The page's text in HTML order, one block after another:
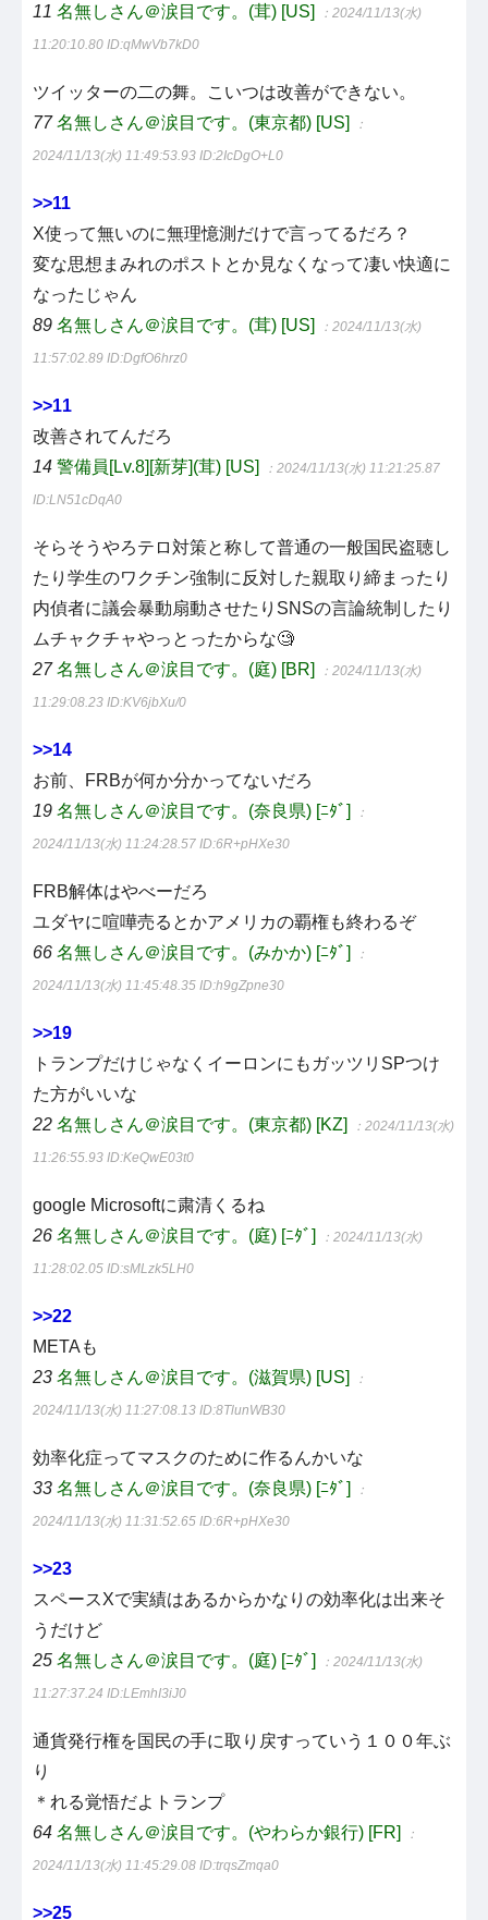
11 名無しさん＠涙目です。(茸) [US] ：2024/11/13(水)
11:20:10.80 ID:qMwVb7kD0
ツイッターの二の舞。こいつは改善ができない。
77 名無しさん＠涙目です。(東京都) [US] ：
2024/11/13(水) 11:49:53.93 ID:2IcDgO+L0
>>11
X使って無いのに無理憶測だけで言ってるだろ？
変な思想まみれのポストとか見なくなって凄い快適に
なったじゃん
89 名無しさん＠涙目です。(茸) [US] ：2024/11/13(水)
11:57:02.89 ID:DgfO6hrz0
>>11
改善されてんだろ
14 警備員[Lv.8][新芽](茸) [US] ：2024/11/13(水) 11:21:25.87
ID:LN51cDqA0
そらそうやろテロ対策と称して普通の一般国民盗聴し
たり学生のワクチン強制に反対した親取り締まったり
内偵者に議会暴動扇動させたりSNSの言論統制したり
ムチャクチャやっとったからな🧐
27 名無しさん＠涙目です。(庭) [BR] ：2024/11/13(水)
11:29:08.23 ID:KV6jbXu/0
>>14
お前、FRBが何か分かってないだろ
19 名無しさん＠涙目です。(奈良県) [ﾆﾀﾞ] ：
2024/11/13(水) 11:24:28.57 ID:6R+pHXe30
FRB解体はやべーだろ
ユダヤに喧嘩売るとかアメリカの覇権も終わるぞ
66 名無しさん＠涙目です。(みかか) [ﾆﾀﾞ] ：
2024/11/13(水) 11:45:48.35 ID:h9gZpne30
>>19
トランプだけじゃなくイーロンにもガッツリSPつけ
た方がいいな
22 名無しさん＠涙目です。(東京都) [KZ] ：2024/11/13(水)
11:26:55.93 ID:KeQwE03t0
google Microsoftに粛清くるね
26 名無しさん＠涙目です。(庭) [ﾆﾀﾞ] ：2024/11/13(水)
11:28:02.05 ID:sMLzk5LH0
>>22
METAも
23 名無しさん＠涙目です。(滋賀県) [US] ：
2024/11/13(水) 11:27:08.13 ID:8TlunWB30
効率化症ってマスクのために作るんかいな
33 名無しさん＠涙目です。(奈良県) [ﾆﾀﾞ] ：
2024/11/13(水) 11:31:52.65 ID:6R+pHXe30
>>23
スペースXで実績はあるからかなりの効率化は出来そ
うだけど
25 名無しさん＠涙目です。(庭) [ﾆﾀﾞ] ：2024/11/13(水)
11:27:37.24 ID:LEmhI3iJ0
通貨発行権を国民の手に取り戻すっていう１００年ぶ
り
＊れる覚悟だよトランプ
64 名無しさん＠涙目です。(やわらか銀行) [FR] ：
2024/11/13(水) 11:45:29.08 ID:trqsZmqa0
>>25